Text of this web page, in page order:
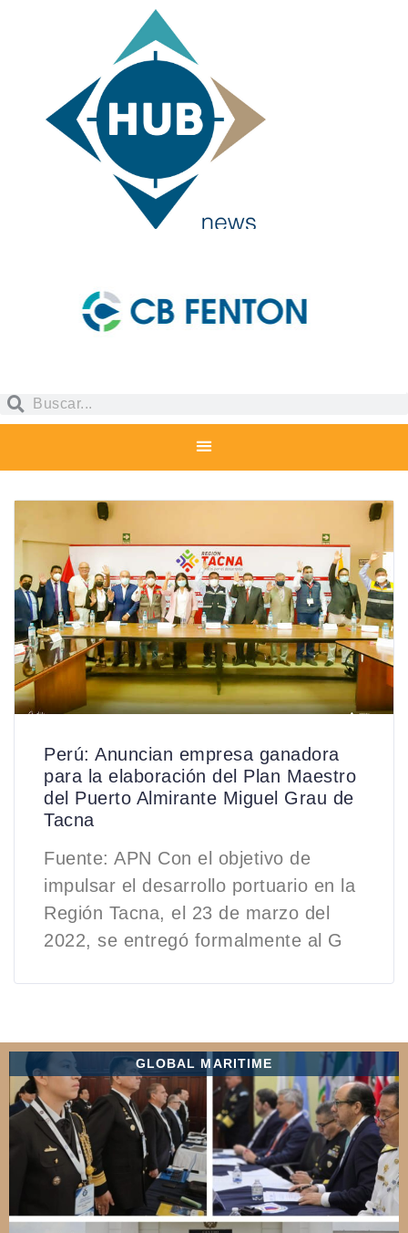
Perú: Anuncian empresa ganadora
para la elaboración del Plan Maestro
del Puerto Almirante Miguel Grau de
Tacna
Fuente: APN Con el objetivo de
impulsar el desarrollo portuario en la
Región Tacna, el 23 de marzo del
2022, se entregó formalmente al G
GLOBAL MARITIME